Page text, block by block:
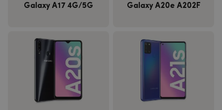
Galaxy A17 4G/5G Galaxy A20e A202F